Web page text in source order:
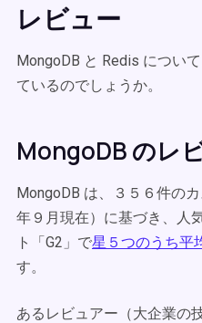
レビュー
MongoDB と Redis につい
ているのでしょうか。
MongoDB のレ
MongoDB は、３５６件の
年９月現在）に基づき、人
ト「G2」で星５つのうち平
す。
あるレビュアー（大企業の